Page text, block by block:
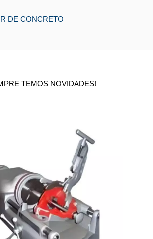
DE CONCRETO
TEMOS NOVIDADES!